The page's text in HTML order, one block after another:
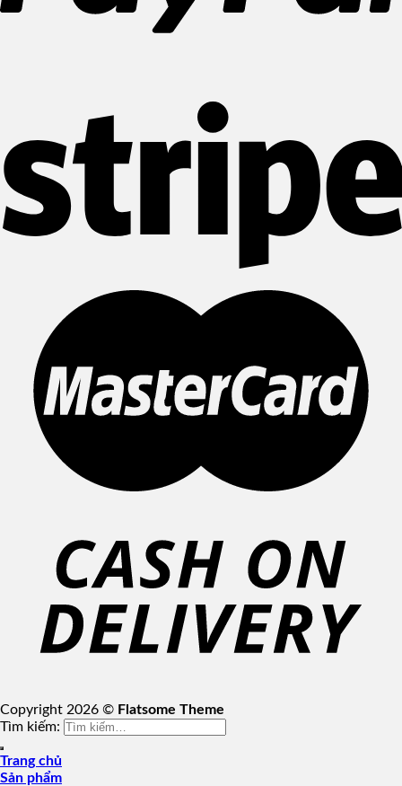
Copyright 2026 © Flatsome Theme
Tìm kiếm:
Trang chủ
Sản phẩm